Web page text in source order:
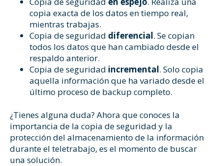
copia exacta de los datos en tiempo real,
mientras trabajas.
Copia de seguridad diferencial. Se copian
todos los datos que han cambiado desde el
respaldo anterior.
Copia de seguridad incremental. Solo copia
aquella información que ha variado desde el
último proceso de backup completo.
¿Tienes alguna duda? Ahora que conoces la
importancia de la copia de seguridad y la
protección del almacenamiento de la información
durante el teletrabajo, es el momento de buscar
una solución.